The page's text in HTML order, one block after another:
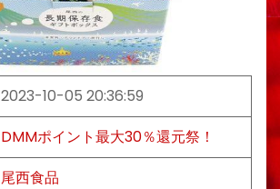
2023-10-05 20:36:59
DMMポイント最大30％還元祭！
尾西食品